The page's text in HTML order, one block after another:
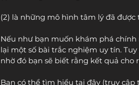
(2) là những mô hình tâm lý đã
Nếu như bạn muốn khám phá chính
lại một số bài trắc nghiệm uy tín.
nhờ đó bạn sẽ biết rằng kết quả cho
Bạn có thể tìm hiểu tại đây (truy